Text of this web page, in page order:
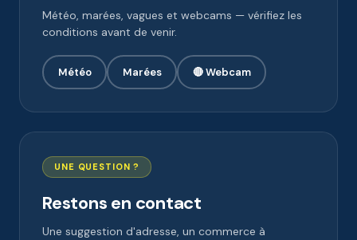
Météo, marées, vagues et webcams — vérifiez les
conditions avant de venir.
Météo Marées 🔴 Webcam
UNE QUESTION ?
Restons en contact
Une suggestion d'adresse, un commerce à